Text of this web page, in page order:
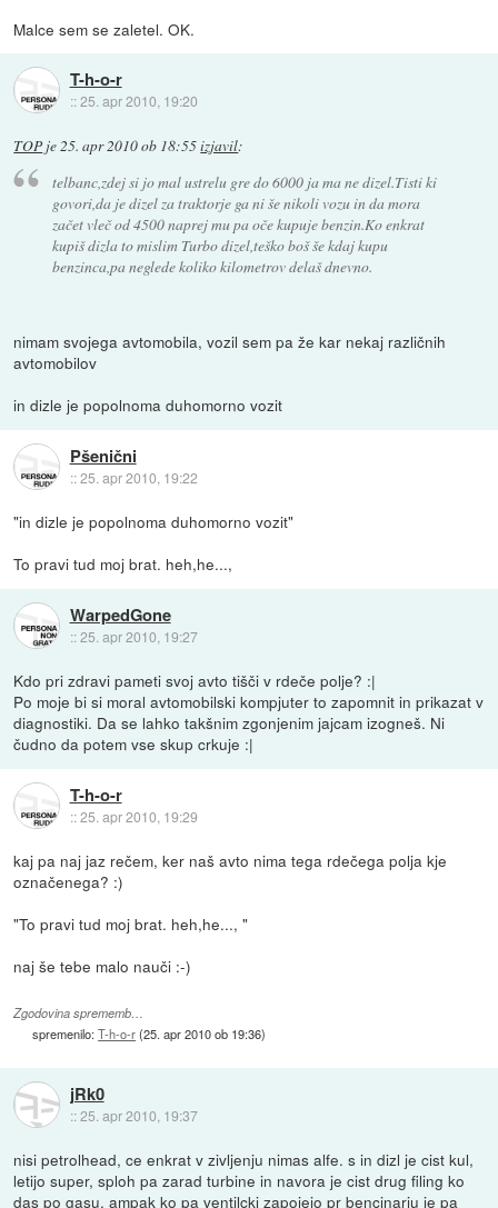
Malce sem se zaletel. OK.
T-h-o-r
::25. apr 2010, 19:20
TOP je25. apr 2010 ob 18:55izjavil:
telbanc,zdej si jo mal ustrelu gre do 6000 ja ma ne dizel.Tisti ki
govori,da je dizel za traktorje ga ni še nikoli vozu in da mora
začet vleč od 4500 naprej mu pa oče kupuje benzin.Ko enkrat
kupiš dizla to mislim Turbo dizel,teško boš še kdaj kupu
benzinca,pa neglede koliko kilometrov delaš dnevno.
nimam svojega avtomobila, vozil sem pa že kar nekaj različnih
avtomobilov
in dizle je popolnoma duhomorno vozit
Pšenični
::25. apr 2010, 19:22
"in dizle je popolnoma duhomorno vozit"
To pravi tud moj brat. heh,he...,
WarpedGone
::25. apr 2010, 19:27
Kdo pri zdravi pameti svoj avto tišči v rdeče polje? :|
Po moje bi si moral avtomobilski kompjuter to zapomnit in prikazat v
diagnostiki. Da se lahko takšnim zgonjenim jajcam izogneš. Ni
čudno da potem vse skup crkuje :|
T-h-o-r
::25. apr 2010, 19:29
kaj pa naj jaz rečem, ker naš avto nima tega rdečega polja kje
označenega? :)
"To pravi tud moj brat. heh,he..., "
naj še tebe malo nauči :-)
Zgodovina sprememb…
spremenilo:T-h-o-r(25. apr 2010 ob 19:36)
jRk0
::25. apr 2010, 19:37
nisi petrolhead, ce enkrat v zivljenju nimas alfe. s in dizl je cist kul,
letijo super, sploh pa zarad turbine in navora je cist drug filing ko
das po gasu. ampak ko pa ventilcki zapojejo pr bencinarju je pa